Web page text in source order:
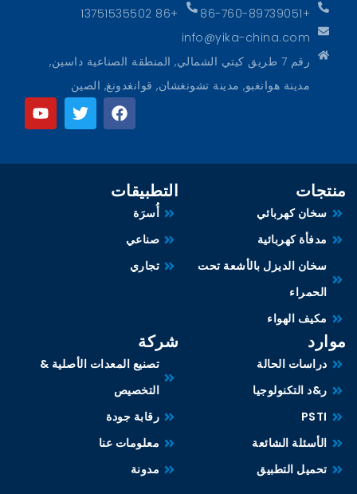
+86-760-89739051
+86 13751535502
info@yika-china.com
رقم 7 طريق كيتي الشمالي, المنطقة الصناعية داسين,
مدينة هوانغبو, مدينة تشونغشان, قوانغدونغ, الصين
منتجات
سخان كهربائي
مدفأة كهربائية
سخان الديزل بالأشعة تحت
الحمراء
مكيف الهواء
التطبيقات
أُسرَة
صناعي
تجاري
موارد
دراسات الحالة
ر&د التكنولوجيا
PSTI
الأسئلة الشائعة
تحميل التطبيق
شركة
تصنيع المعدات الأصلية &
التخصيص
رقابة جودة
معلومات عنا
مدونة